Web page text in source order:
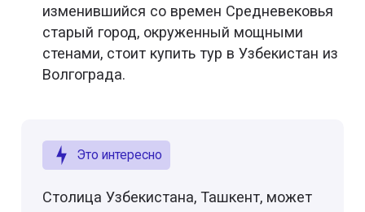
изменившийся со времен Средневековья
старый город, окруженный мощными
стенами, стоит купить тур в Узбекистан из
Волгограда.
Это интересно
Столица Узбекистана, Ташкент, может